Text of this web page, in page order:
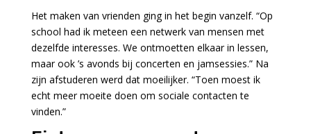
Het maken van vrienden ging in het begin vanzelf. “Op
school had ik meteen een netwerk van mensen met
dezelfde interesses. We ontmoetten elkaar in lessen,
maar ook ’s avonds bij concerten en jamsessies.” Na
zijn afstuderen werd dat moeilijker. “Toen moest ik
echt meer moeite doen om sociale contacten te
vinden.”